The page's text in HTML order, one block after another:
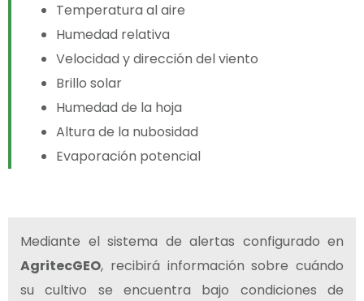
Temperatura al aire
Humedad relativa
Velocidad y dirección del viento
Brillo solar
Humedad de la hoja
Altura de la nubosidad
Evaporación potencial
Mediante el sistema de alertas configurado en
AgritecGEO, recibirá información sobre cuándo
su cultivo se encuentra bajo condiciones de